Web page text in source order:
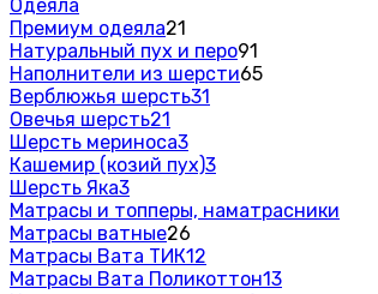
Одеяла
Премиум одеяла21
Натуральный пух и перо91
Наполнители из шерсти65
Верблюжья шерсть31
Овечья шерсть21
Шерсть мериноса3
Кашемир (козий пух)3
Шерсть Яка3
Матрасы и топперы, наматрасники
Матрасы ватные26
Матрасы Вата ТИК12
Матрасы Вата Поликоттон13